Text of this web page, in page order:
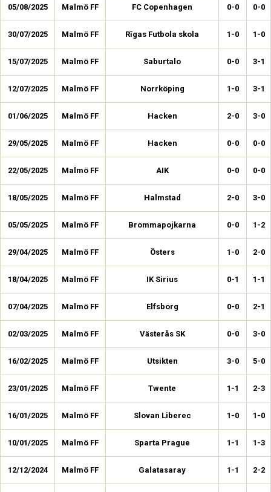
05/08/2025 Malmö FF FC Copenhagen 0-0 0-0
30/07/2025 Malmö FF Rīgas Futbola skola 1-0 1-0
15/07/2025 Malmö FF Saburtalo 0-0 3-1
12/07/2025 Malmö FF Norrköping 1-0 3-1
01/06/2025 Malmö FF Hacken 2-0 3-0
29/05/2025 Malmö FF Hacken 0-0 0-0
22/05/2025 Malmö FF AIK 0-0 0-0
18/05/2025 Malmö FF Halmstad 2-0 3-0
05/05/2025 Malmö FF Brommapojkarna 0-0 1-2
29/04/2025 Malmö FF Östers 1-0 2-0
18/04/2025 Malmö FF IK Sirius 0-1 1-1
07/04/2025 Malmö FF Elfsborg 0-0 2-1
02/03/2025 Malmö FF Västerås SK 0-0 3-0
16/02/2025 Malmö FF Utsikten 3-0 5-0
23/01/2025 Malmö FF Twente 1-1 2-3
16/01/2025 Malmö FF Slovan Liberec 1-0 1-0
10/01/2025 Malmö FF Sparta Prague 1-1 1-3
12/12/2024 Malmö FF Galatasaray 1-1 2-2